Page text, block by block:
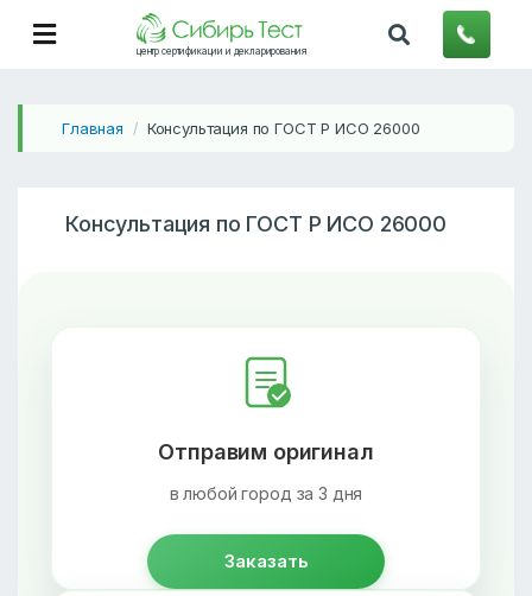
центр сертификации и декларирования
Главная / Консультация по ГОСТ Р ИСО 26000
Консультация по ГОСТ Р ИСО 26000
Отправим оригинал
в любой город за 3 дня
Заказать